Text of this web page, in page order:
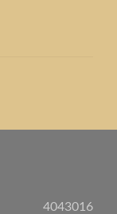
4043016